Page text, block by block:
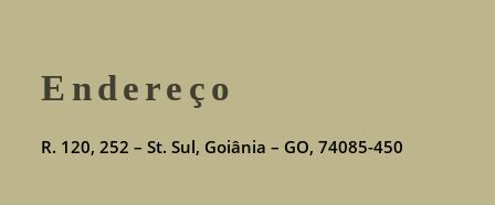
Endereço
R. 120, 252 – St. Sul, Goiânia – GO, 74085-450